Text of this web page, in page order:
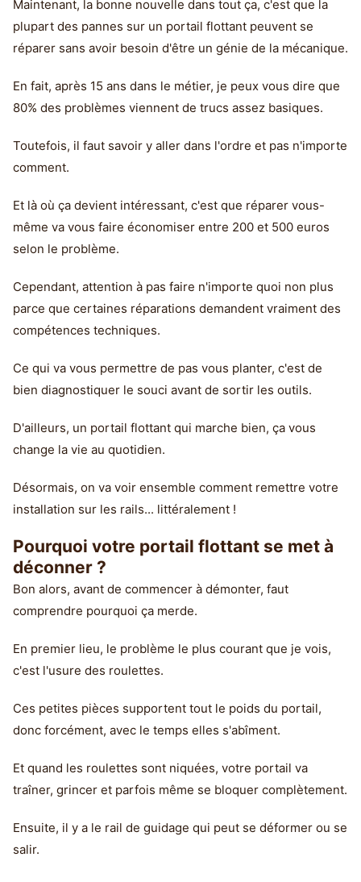
Maintenant, la bonne nouvelle dans tout ça, c'est que la
plupart des pannes sur un portail flottant peuvent se
réparer sans avoir besoin d'être un génie de la mécanique.
En fait, après 15 ans dans le métier, je peux vous dire que
80% des problèmes viennent de trucs assez basiques.
Toutefois, il faut savoir y aller dans l'ordre et pas n'importe
comment.
Et là où ça devient intéressant, c'est que réparer vous-
même va vous faire économiser entre 200 et 500 euros
selon le problème.
Cependant, attention à pas faire n'importe quoi non plus
parce que certaines réparations demandent vraiment des
compétences techniques.
Ce qui va vous permettre de pas vous planter, c'est de
bien diagnostiquer le souci avant de sortir les outils.
D'ailleurs, un portail flottant qui marche bien, ça vous
change la vie au quotidien.
Désormais, on va voir ensemble comment remettre votre
installation sur les rails... littéralement !
Pourquoi votre portail flottant se met à
déconner ?
Bon alors, avant de commencer à démonter, faut
comprendre pourquoi ça merde.
En premier lieu, le problème le plus courant que je vois,
c'est l'usure des roulettes.
Ces petites pièces supportent tout le poids du portail,
donc forcément, avec le temps elles s'abîment.
Et quand les roulettes sont niquées, votre portail va
traîner, grincer et parfois même se bloquer complètement.
Ensuite, il y a le rail de guidage qui peut se déformer ou se
salir.